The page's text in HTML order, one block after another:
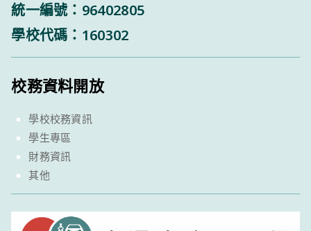
統一編號：96402805
學校代碼：160302
校務資料開放
學校校務資訊
學生專區
財務資訊
其他